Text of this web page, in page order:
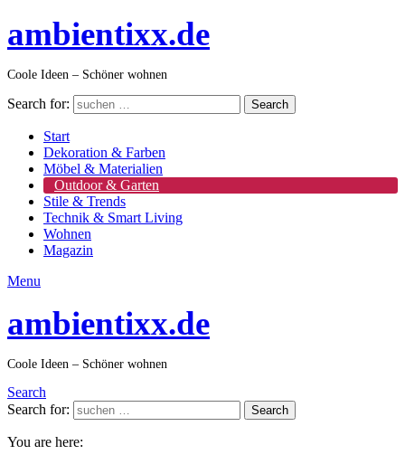
ambientixx.de
Coole Ideen – Schöner wohnen
Search for: Search
Start
Dekoration & Farben
Möbel & Materialien
Outdoor & Garten
Stile & Trends
Technik & Smart Living
Wohnen
Magazin
Menu
ambientixx.de
Coole Ideen – Schöner wohnen
Search
Search for:
Search
You are here: